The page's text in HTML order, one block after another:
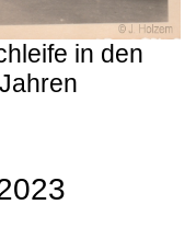
in den